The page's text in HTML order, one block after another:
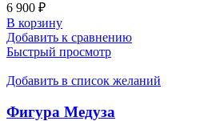
6 900 ₽
В корзину
Добавить к сравнению
Быстрый просмотр
Добавить в список желаний
Фигура Медуза